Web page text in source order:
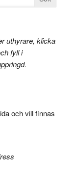
uthyrare, klicka
fyll i
och vill finnas